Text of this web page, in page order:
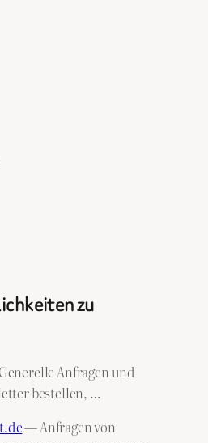
zu
Anfragen und
bestellen, …
— Anfragen von